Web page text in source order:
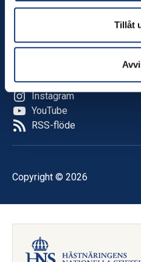
Tillåt
Facebook
TikTok
Instagram
YouTube
RSS-flöde
Copyright © 2026